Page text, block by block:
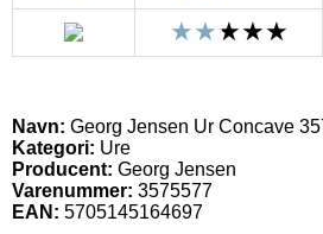
Navn: Georg Jensen Ur Concave
Kategori: Ure
Producent: Georg Jensen
Varenummer: 3575577
EAN: 5705145164697